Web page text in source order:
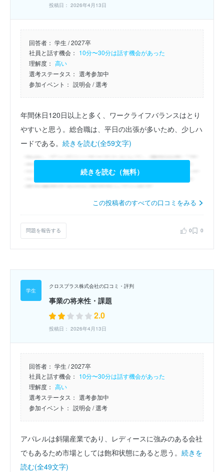
投稿日： 2026年4月13日
回答者： 学生 / 2027卒
社員と話す機会： 10分〜30分は話す機会があった
理解度： 高い
選考ステータス： 選考参加中
参加イベント： 説明会/ 選考
年間休日120日以上と多く、ワークライフバランスはとり
やすいと思う。総合職は、平日の出張が多いため、少しハ
ードである。 続きを読む(全59文字)
続きを読む（無料）
この投稿者のすべての口コミをみる
問題を報告する 0 0
クロスプラス株式会社の口コミ・評判
事業の将来性・課題
2.0
投稿日： 2026年4月13日
回答者： 学生 / 2027卒
社員と話す機会： 10分〜30分は話す機会があった
理解度： 高い
選考ステータス： 選考参加中
参加イベント： 説明会/ 選考
アパレルは斜陽産業であり、レディースに強みのある会社
でもあるため市場としては飽和状態にあると思う。 続きを
読む(全49文字)